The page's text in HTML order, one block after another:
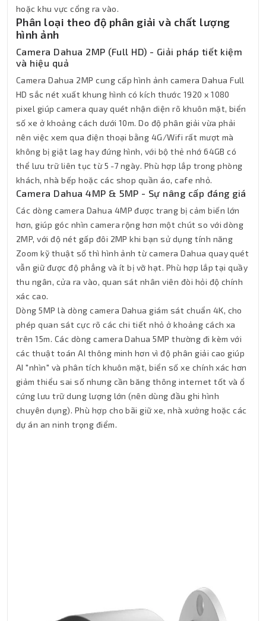
hoặc khu vực cổng ra vào.
Phân loại theo độ phân giải và chất lượng
hình ảnh
Camera Dahua 2MP (Full HD) - Giải pháp tiết kiệm
và hiệu quả
Camera Dahua 2MP cung cấp hình ảnh camera Dahua Full
HD sắc nét xuất khung hình có kích thước 1920 x 1080
pixel giúp camera quay quét nhận diện rõ khuôn mặt, biển
số xe ở khoảng cách dưới 10m. Do độ phân giải vừa phải
nên việc xem qua điện thoại bằng 4G/Wifi rất mượt mà
không bị giật lag hay đứng hình, với bộ thẻ nhớ 64GB có
thể lưu trữ liên tục từ 5 -7 ngày. Phù hợp lắp trong phòng
khách, nhà bếp hoặc các shop quần áo, cafe nhỏ.
Camera Dahua 4MP & 5MP - Sự nâng cấp đáng giá
Các dòng camera Dahua 4MP được trang bị cảm biến lớn
hơn, giúp góc nhìn camera rộng hơn một chút so với dòng
2MP, với độ nét gấp đôi 2MP khi bạn sử dụng tính năng
Zoom kỹ thuật số thì hình ảnh từ camera Dahua quay quét
vẫn giữ được độ phẳng và ít bị vỡ hạt. Phù hợp lắp tại quầy
thu ngân, cửa ra vào, quan sát nhân viên đòi hỏi độ chính
xác cao.
Dòng 5MP là dòng camera Dahua giám sát chuẩn 4K, cho
phép quan sát cực rõ các chi tiết nhỏ ở khoảng cách xa
trên 15m. Các dòng camera Dahua 5MP thường đi kèm với
các thuật toán AI thông minh hơn vì độ phân giải cao giúp
AI "nhìn" và phân tích khuôn mặt, biển số xe chính xác hơn
giảm thiểu sai số nhưng cần băng thông internet tốt và ổ
cứng lưu trữ dung lượng lớn (nên dùng đầu ghi hình
chuyên dụng). Phù hợp cho bãi giữ xe, nhà xưởng hoặc các
dự án an ninh trọng điểm.